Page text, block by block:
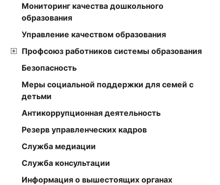
Мониторинг качества дошкольного
образования
Управление качеством образования
Профсоюз работников системы образования
Безопасность
Меры социальной поддержки для семей с
детьми
Антикоррупционная деятельность
Резерв управленческих кадров
Служба медиации
Служба консультации
Информация о вышестоящих органах